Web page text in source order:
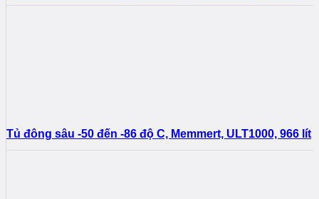
Tủ đông sâu -50 đến -86 độ C, Memmert, ULT1000, 966 lít